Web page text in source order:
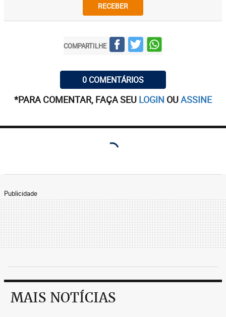
RECEBER
COMPARTILHE
0 COMENTÁRIOS
*PARA COMENTAR, FAÇA SEU LOGIN OUASSINE
Publicidade
MAIS NOTÍCIAS